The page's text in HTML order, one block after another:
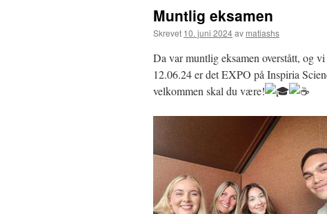
Muntlig eksamen
Skrevet 10. juni 2024av matiashs
Da var muntlig eksamen overstått, og
12.06.24 er det EXPO på Inspiria
velkommen skal du være!